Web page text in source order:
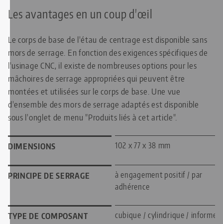
Les avantages en un coup d'œil
Le corps de base de l'étau de centrage est disponible sans
mors de serrage. En fonction des exigences spécifiques de
l'usinage CNC, il existe de nombreuses options pour les
mâchoires de serrage appropriées qui peuvent être
montées et utilisées sur le corps de base. Une vue
d'ensemble des mors de serrage adaptés est disponible
sous l'onglet de menu "Produits liés à cet article".
DIMENSIONS 102 x 77 x 38 mm
PRINCIPE DE SERRAGE
à engagement positif / par
adhérence
TYPE DE COMPOSANT cubique / cylindrique / informe